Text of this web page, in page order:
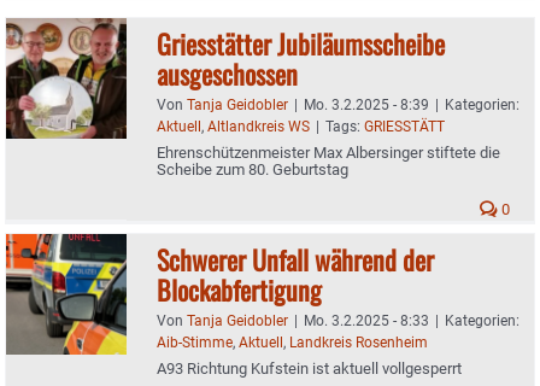
Griesstätter Jubiläumsscheibe
ausgeschossen
Von Tanja Geidobler | Mo. 3.2.2025 - 8:39 | Kategorien:
Aktuell, Altlandkreis WS | Tags: GRIESSTÄTT
Ehrenschützenmeister Max Albersinger stiftete die
Scheibe zum 80. Geburtstag
0
Schwerer Unfall während der
Blockabfertigung
Von Tanja Geidobler | Mo. 3.2.2025 - 8:33 | Kategorien:
Aib-Stimme, Aktuell, Landkreis Rosenheim
A93 Richtung Kufstein ist aktuell vollgesperrt